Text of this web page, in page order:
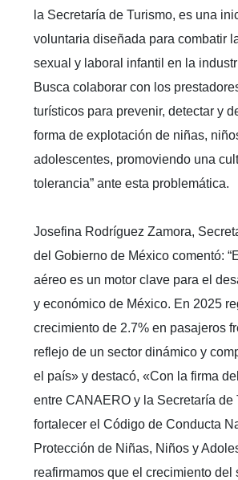
la Secretaría de Turismo, es una
voluntaria diseñada para combatir
sexual y laboral infantil en la
Busca colaborar con los
turísticos para prevenir, detectar y
forma de explotación de niñas,
adolescentes, promoviendo una
tolerancia” ante esta problemática.
Josefina Rodríguez Zamora,
del Gobierno de México comentó:
aéreo es un motor clave para el
y económico de México. En 2025
crecimiento de 2.7% en pasajeros
reflejo de un sector dinámico y
el país» y destacó, «Con la firma
entre CANAERO y la Secretaría de
fortalecer el Código de Conducta
Protección de Niñas, Niños y
reafirmamos que el crecimiento del